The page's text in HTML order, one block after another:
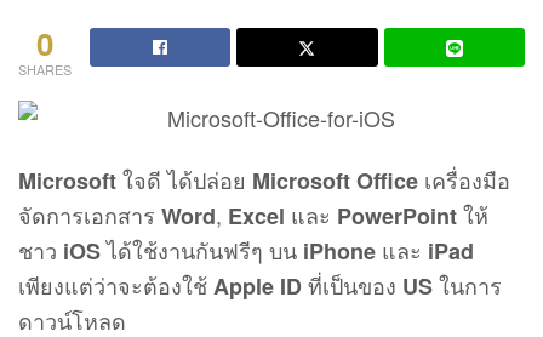
0
SHARES
Microsoftใจดี ได้ปล่อย Microsoft Office เครื่องมือ
จัดการเอกสาร Word, Excel และ PowerPointให้
ชาว iOSได้ใช้งานกันฟรีๆ บน iPhone และ iPad
เพียงแต่ว่าจะต้องใช้Apple IDที่เป็นของ USในการ
ดาวน์โหลด